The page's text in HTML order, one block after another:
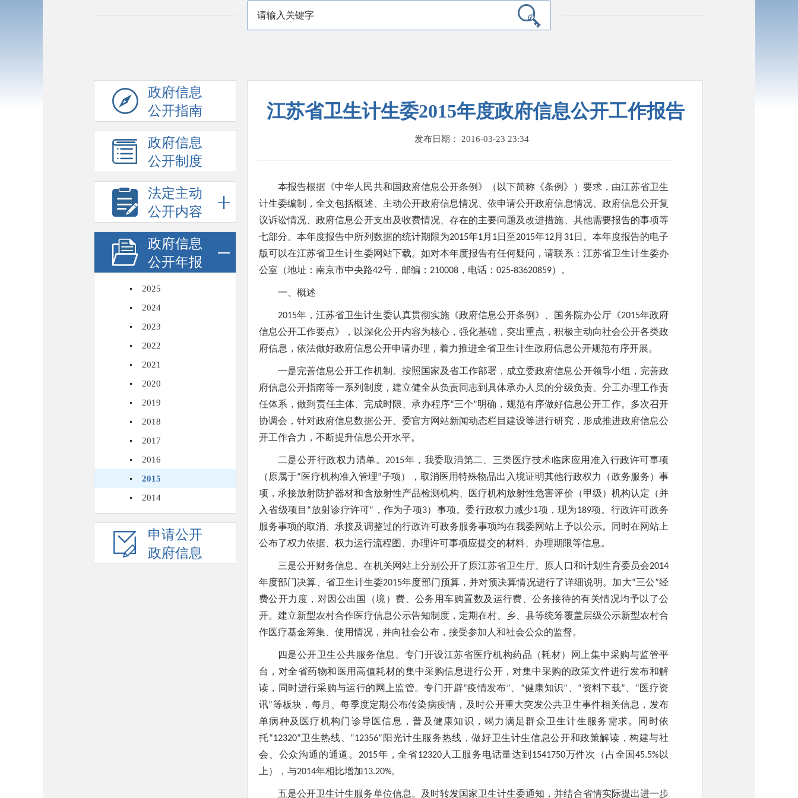
政府信息
公开指南
政府信息
公开制度
法定主动
公开内容
政府信息
公开年报
2025
2024
2023
2022
2021
2020
2019
2018
2017
2016
2015
2014
申请公开
政府信息
江苏省卫生计生委2015年度政府信息公开工作报告
发布日期： 2016-03-23 23:34
本报告根据《中华人民共和国政府信息公开条例》（以下简称《条例》）要求，由江苏省卫生
计生委编制，全文包括概述、主动公开政府信息情况、依申请公开政府信息情况、政府信息公开复
议诉讼情况、政府信息公开支出及收费情况、存在的主要问题及改进措施、其他需要报告的事项等
七部分。本年度报告中所列数据的统计期限为2015年1月1日至2015年12月31日。本年度报告的电子
版可以在江苏省卫生计生委网站下载。如对本年度报告有任何疑问，请联系：江苏省卫生计生委办
公室（地址：南京市中央路42号，邮编：210008，电话：025-83620859）。
一、概述
2015年，江苏省卫生计生委认真贯彻实施《政府信息公开条例》、国务院办公厅《2015年政府
信息公开工作要点》，以深化公开内容为核心，强化基础，突出重点，积极主动向社会公开各类政
府信息，依法做好政府信息公开申请办理，着力推进全省卫生计生政府信息公开规范有序开展。
一是完善信息公开工作机制。按照国家及省工作部署，成立委政府信息公开领导小组，完善政
府信息公开指南等一系列制度，建立健全从负责同志到具体承办人员的分级负责、分工办理工作责
任体系，做到责任主体、完成时限、承办程序“三个”明确，规范有序做好信息公开工作。多次召开
协调会，针对政府信息数据公开、委官方网站新闻动态栏目建设等进行研究，形成推进政府信息公
开工作合力，不断提升信息公开水平。
二是公开行政权力清单。2015年，我委取消第二、三类医疗技术临床应用准入行政许可事项
（原属于“医疗机构准入管理”子项），取消医用特殊物品出入境证明其他行政权力（政务服务）事
项，承接放射防护器材和含放射性产品检测机构、医疗机构放射性危害评价（甲级）机构认定（并
入省级项目“放射诊疗许可”，作为子项3）事项。委行政权力减少1项，现为189项。行政许可政务
服务事项的取消、承接及调整过的行政许可政务服务事项均在我委网站上予以公示。同时在网站上
公布了权力依据、权力运行流程图、办理许可事项应提交的材料、办理期限等信息。
三是公开财务信息。在机关网站上分别公开了原江苏省卫生厅、原人口和计划生育委员会2014
年度部门决算、省卫生计生委2015年度部门预算，并对预决算情况进行了详细说明。加大“三公”经
费公开力度，对因公出国（境）费、公务用车购置数及运行费、公务接待的有关情况均予以了公
开。建立新型农村合作医疗信息公示告知制度，定期在村、乡、县等统筹覆盖层级公示新型农村合
作医疗基金筹集、使用情况，并向社会公布，接受参加人和社会公众的监督。
四是公开卫生公共服务信息。专门开设江苏省医疗机构药品（耗材）网上集中采购与监管平
台，对全省药物和医用高值耗材的集中采购信息进行公开，对集中采购的政策文件进行发布和解
读，同时进行采购与运行的网上监管。专门开辟“疫情发布”、“健康知识”、“资料下载”、“医疗资
讯”等板块，每月、每季度定期公布传染病疫情，及时公开重大突发公共卫生事件相关信息，发布
单病种及医疗机构门诊导医信息，普及健康知识，竭力满足群众卫生计生服务需求。同时依
托“12320”卫生热线、“12356”阳光计生服务热线，做好卫生计生信息公开和政策解读，构建与社
会、公众沟通的通道。2015年，全省12320人工服务电话量达到1541750万件次（占全国45.5%以
上），与2014年相比增加13.20%。
五是公开卫生计生服务单位信息。及时转发国家卫生计生委通知，并结合省情实际提出进一步